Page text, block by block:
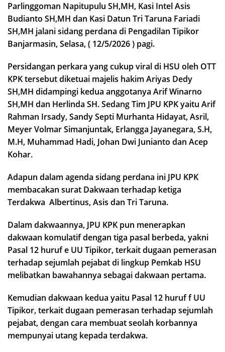
Parlinggoman Napitupulu SH,MH, Kasi Intel Asis
Budianto SH,MH dan Kasi Datun Tri Taruna Fariadi
SH,MH jalani sidang perdana di Pengadilan Tipikor
Banjarmasin, Selasa, ( 12/5/2026 ) pagi.
Persidangan perkara yang cukup viral di HSU oleh OTT
KPK tersebut diketuai majelis hakim Ariyas Dedy
SH,MH didampingi kedua anggotanya Arif Winarno
SH,MH dan Herlinda SH. Sedang Tim JPU KPK yaitu Arif
Rahman Irsady, Sandy Septi Murhanta Hidayat, Asril,
Meyer Volmar Simanjuntak, Erlangga Jayanegara, S.H,
M.H, Muhammad Hadi, Johan Dwi Junianto dan Acep
Kohar.
Adapun dalam agenda sidang perdana ini JPU KPK
membacakan surat Dakwaan terhadap ketiga
Terdakwa Albertinus, Asis dan Tri Taruna.
Dalam dakwaannya, JPU KPK pun menerapkan
dakwaan komulatif dengan tiga pasal berbeda, yakni
Pasal 12 huruf e UU Tipikor, terkait dugaan pemerasan
terhadap sejumlah pejabat di lingkup Pemkab HSU
melibatkan bawahannya sebagai dakwaan pertama.
Kemudian dakwaan kedua yaitu Pasal 12 huruf f UU
Tipikor, terkait dugaan pemerasan terhadap sejumlah
pejabat, dengan cara membuat seolah korbannya
mempunyai utang kepada terdakwa.